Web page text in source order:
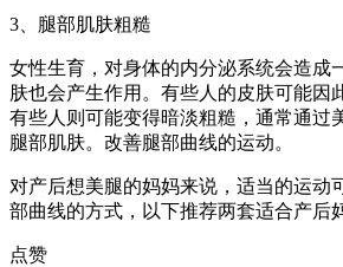
3、腿部肌肤粗糙
女性生育，对身体的内分泌系统会造成
肤也会产生作用。有些人的皮肤可能因
有些人则可能变得暗淡粗糙，通常通过
腿部肌肤。改善腿部曲线的运动。
对产后想美腿的妈妈来说，适当的运动
部曲线的方式，以下推荐两套适合产后
点赞